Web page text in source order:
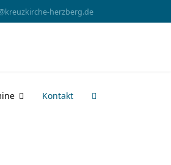
herzberg.de
Kontakt